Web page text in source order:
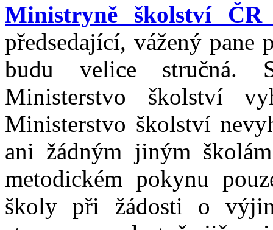
Ministryně školství ČR
předsedající, vážený pane
budu velice stručná.
Ministerstvo školství
Ministerstvo školství
ani žádným jiným
metodickém pokynu
školy při žádosti o